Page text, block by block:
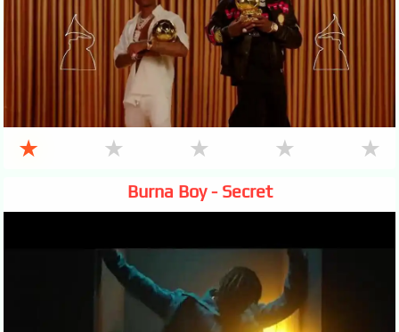
★ ★ ★ ★ ★
Burna Boy - Secret